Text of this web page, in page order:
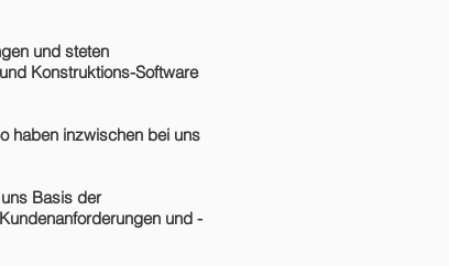
und steten
Konstruktions-Software
haben inzwischen bei uns
Basis der
und -